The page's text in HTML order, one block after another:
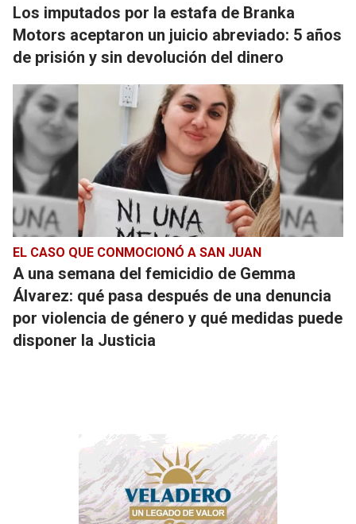
Los imputados por la estafa de Branka
Motors aceptaron un juicio abreviado: 5 años
de prisión y sin devolución del dinero
EL CASO QUE CONMOCIONÓ A SAN JUAN
A una semana del femicidio de Gemma
Álvarez: qué pasa después de una denuncia
por violencia de género y qué medidas puede
disponer la Justicia